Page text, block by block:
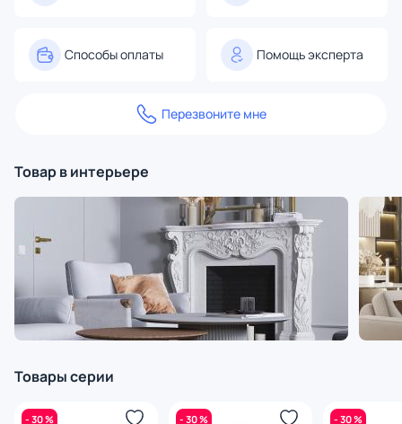
Способы оплаты Помощь эксперта
Перезвоните мне
Товар в интерьере
Товары серии
- 30 % - 30 % - 30 %